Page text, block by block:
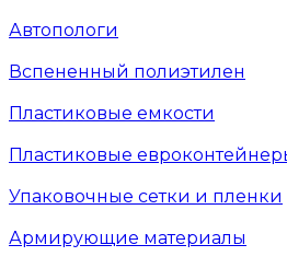
Автопологи
Вспененный полиэтилен
Пластиковые емкости
Пластиковые
Упаковочные сетки и пленки
Армирующие материалы